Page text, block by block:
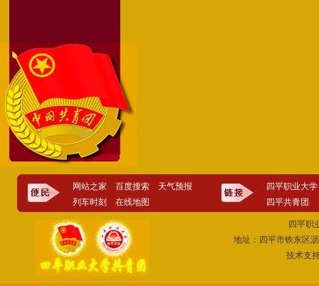
网站之家 百度搜索
天气预报
列车时刻
在线地图
四平职业大学
四平共青团
四平职
地址：四平市铁东区沥
技术支